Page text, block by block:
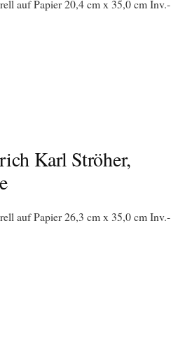
auf Papier 20,4 cm x 35,0 cm Inv.-
Karl Ströher,
auf Papier 26,3 cm x 35,0 cm Inv.-